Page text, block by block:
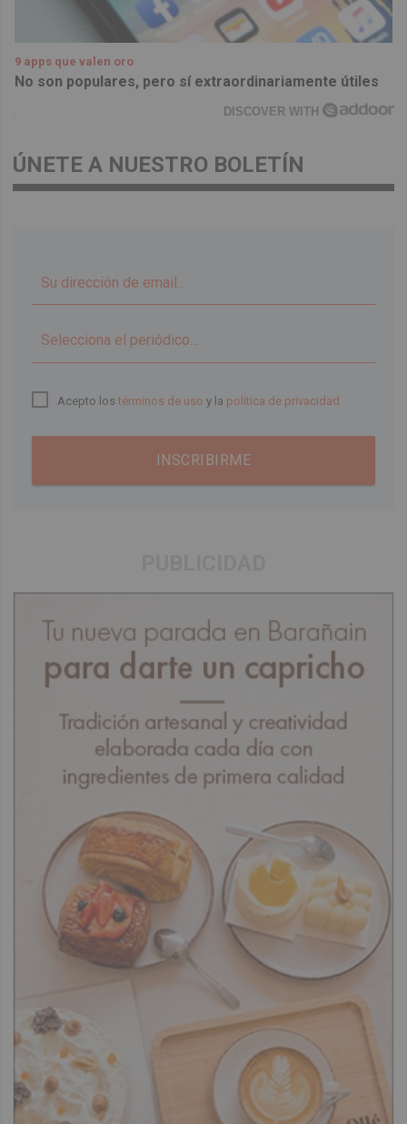
9 apps que valen oro
No son populares, pero sí extraordinariamente útiles
DISCOVER WITH
ÚNETE A NUESTRO BOLETÍN
Acepto lostérminos de uso y la política de privacidad
INSCRIBIRME